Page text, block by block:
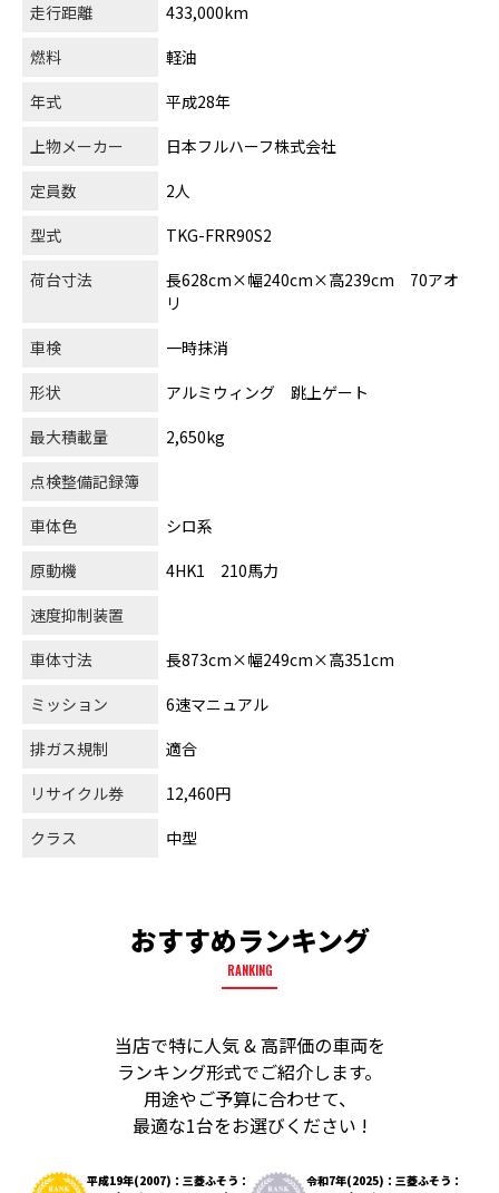
走行距離
433,000km
燃料
軽油
年式
平成28年
上物メーカー
日本フルハーフ株式会社
定員数
2人
型式
TKG-FRR90S2
荷台寸法
長628cm×幅240cm×高239cm 70アオ
リ
車検
一時抹消
形状
アルミウィング 跳上ゲート
最大積載量
2,650kg
点検整備記録簿
車体色
シロ系
原動機
4HK1 210馬力
速度抑制装置
車体寸法
長873cm×幅249cm×高351cm
ミッション
6速マニュアル
排ガス規制
適合
リサイクル券
12,460円
クラス
中型
おすすめランキング
RANKING
当店で特に人気 & 高評価の車両を
ランキング形式でご紹介します。
用途やご予算に合わせて、
最適な1台をお選びください !
平成19年(2007)：三菱ふそう：
令和7年(2025)：三菱ふそう：